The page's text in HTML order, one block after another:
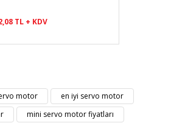
TL + KDV
motor
en iyi servo motor
mini servo motor fiyatları